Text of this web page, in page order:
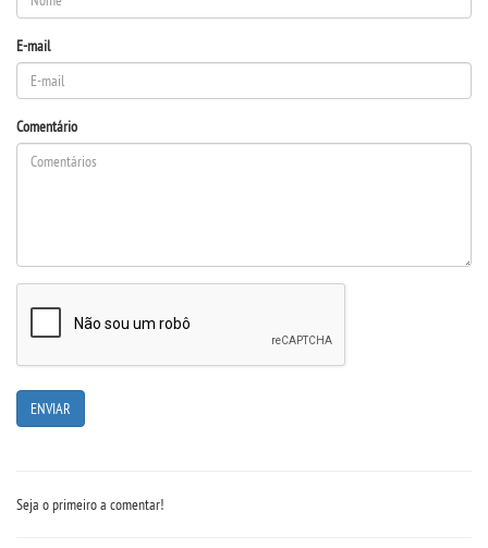
EXTENSÃO
FLUXOS
MATRIZ
NIVELAMENTO
OUVIDORIA
PORTARIAS
E-mail
Comentário
Seja o primeiro a comentar!